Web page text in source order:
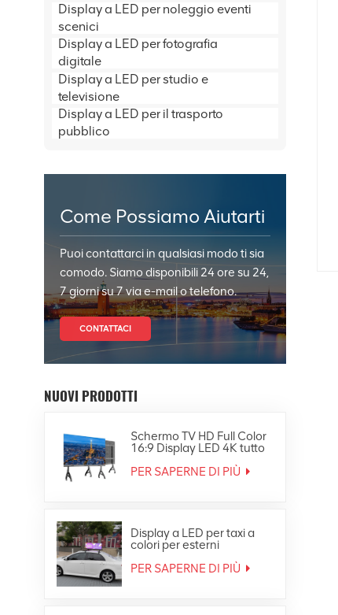
Display a LED per noleggio eventi
scenici
Display a LED per fotografia
digitale
Display a LED per studio e
televisione
Display a LED per il trasporto
pubblico
Come Possiamo Aiutarti
Puoi contattarci in qualsiasi modo ti sia
comodo. Siamo disponibili 24 ore su 24,
7 giorni su 7 via e-mail o telefono.
CONTATTACI
NUOVI PRODOTTI
Schermo TV HD Full Color
16:9 Display LED 4K tutto
PER SAPERNE DI PIÙ
Display a LED per taxi a
colori per esterni
impermeabile in
movimento sul tetto
PER SAPERNE DI PIÙ